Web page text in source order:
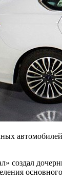
создал